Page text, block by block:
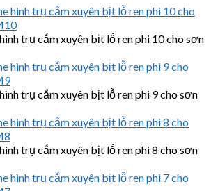
trụ cắm xuyên bịt lỗ ren phi 10 cho sơn
trụ cắm xuyên bịt lỗ ren phi 9 cho sơn
trụ cắm xuyên bịt lỗ ren phi 8 cho sơn